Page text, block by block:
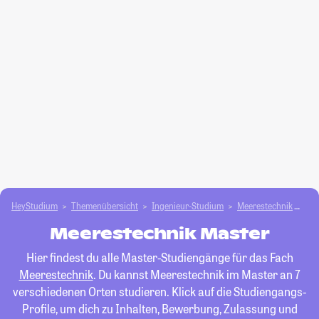
HeyStudium Themenübersicht Ingenieur-Studium Meerestechnik
Meerestechnik Master
Hier findest du alle Master-Studiengänge für das Fach
Meerestechnik. Du kannst Meerestechnik im Master an 7
verschiedenen Orten studieren. Klick auf die Studiengangs-
Profile, um dich zu Inhalten, Bewerbung, Zulassung und